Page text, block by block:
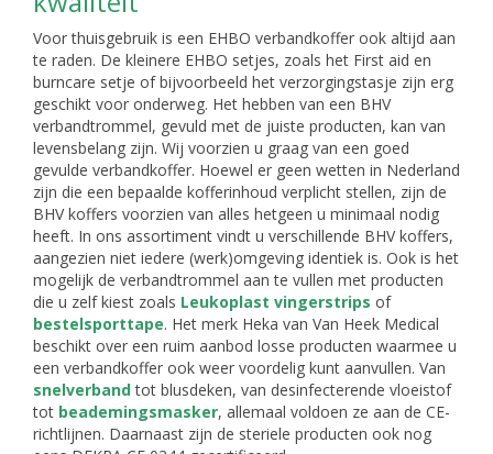
Voor thuisgebruik is een EHBO verbandkoffer ook altijd aan
te raden. De kleinere EHBO setjes, zoals het First aid en
burncare setje of bijvoorbeeld het verzorgingstasje zijn erg
geschikt voor onderweg. Het hebben van een BHV
verbandtrommel, gevuld met de juiste producten, kan van
levensbelang zijn. Wij voorzien u graag van een goed
gevulde verbandkoffer. Hoewel er geen wetten in Nederland
zijn die een bepaalde kofferinhoud verplicht stellen, zijn de
BHV koffers voorzien van alles hetgeen u minimaal nodig
heeft. In ons assortiment vindt u verschillende BHV koffers,
aangezien niet iedere (werk)omgeving identiek is. Ook is het
mogelijk de verbandtrommel aan te vullen met producten
die u zelf kiest zoals Leukoplast vingerstrips of
bestelsporttape. Het merk Heka van Van Heek Medical
beschikt over een ruim aanbod losse producten waarmee u
een verbandkoffer ook weer voordelig kunt aanvullen. Van
snelverbandtot blusdeken, van desinfecterende vloeistof
tot beademingsmasker, allemaal voldoen ze aan de CE-
richtlijnen. Daarnaast zijn de steriele producten ook nog